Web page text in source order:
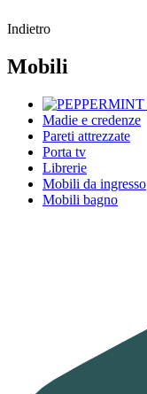
Indietro
Mobili
Madie e credenze
Pareti attrezzate
Porta tv
Librerie
Mobili da ingresso
Mobili bagno